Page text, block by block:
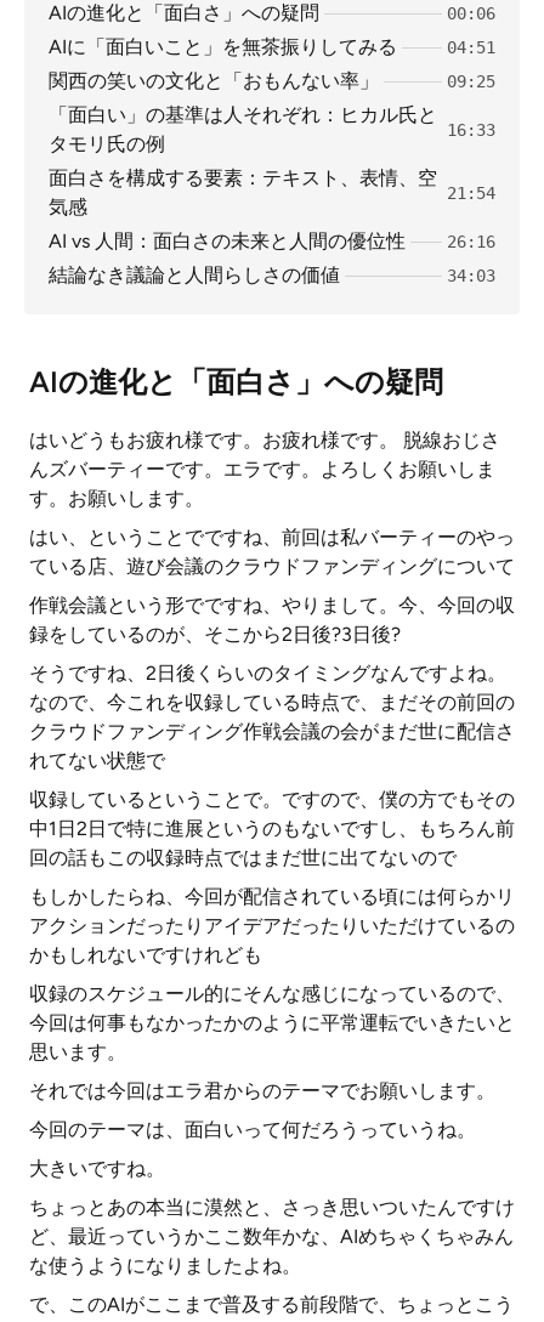
AIの進化と「面白さ」への疑問 00:06
AIに「面白いこと」を無茶振りしてみる 04:51
関西の笑いの文化と「おもんない率」 09:25
「面白い」の基準は人それぞれ：ヒカル氏と
タモリ氏の例
16:33
面白さを構成する要素：テキスト、表情、空
気感
21:54
AI vs 人間：面白さの未来と人間の優位性 26:16
結論なき議論と人間らしさの価値 34:03
AIの進化と「面白さ」への疑問
はいどうもお疲れ様です。お疲れ様です。 脱線おじさ
んズバーティーです。エラです。よろしくお願いしま
す。お願いします。
はい、ということでですね、前回は私バーティーのやっ
ている店、遊び会議のクラウドファンディングについて
作戦会議という形でですね、やりまして。今、今回の収
録をしているのが、そこから2日後?3日後?
そうですね、2日後くらいのタイミングなんですよね。
なので、今これを収録している時点で、まだその前回の
クラウドファンディング作戦会議の会がまだ世に配信さ
れてない状態で
収録しているということで。ですので、僕の方でもその
中1日2日で特に進展というのもないですし、もちろん前
回の話もこの収録時点ではまだ世に出てないので
もしかしたらね、今回が配信されている頃には何らかリ
アクションだったりアイデアだったりいただけているの
かもしれないですけれども
収録のスケジュール的にそんな感じになっているので、
今回は何事もなかったかのように平常運転でいきたいと
思います。
それでは今回はエラ君からのテーマでお願いします。
今回のテーマは、面白いって何だろうっていうね。
大きいですね。
ちょっとあの本当に漠然と、さっき思いついたんですけ
ど、最近っていうかここ数年かな、AIめちゃくちゃみん
な使うようになりましたよね。
で、このAIがここまで普及する前段階で、ちょっとこう